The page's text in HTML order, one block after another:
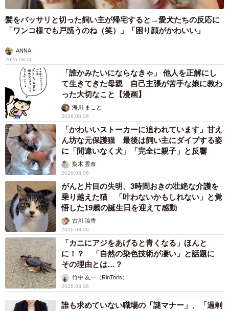
髪をバッサリと切った飼い主が帰宅すると→愛犬たちの反応に
「ワンコ様でも戸惑うのね（笑）」「困り顔がかわいい」
ANNA
2026.08.06
「誰かみたいにならなきゃ」 他人を正解にし
て生きてきた母親 自己主張が苦手な娘に教わ
った大切なこと【漫画】
海川 まこと
2026.08.06
「かわいいストーカーに追われています」甘え
ん坊な元保護猫 最後は飼い主にダイブする姿
に「間違いなく犬」「完全に親子」と反響
梨木 香奈
2026.08.06
がんと片目の失明、3時間おきの壮絶な介護を
乗り越えた猫 「叶わないかもしれない」と覚
悟した19歳の誕生日を迎えて感動
古川 諭香
2026.08.06
「カニにアジをあげると青くなる」ほんと
に！？ 「自然の染色技術が凄い」と話題に
その理由とは…？
竹中 友一（RinToris）
2026.08.06
誰も求めていない職場の「謎マナー」、「過剰